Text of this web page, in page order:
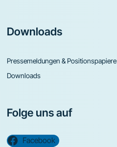
Downloads
Pressemeldungen & Positionspapiere
Downloads
Folge uns auf
Facebook